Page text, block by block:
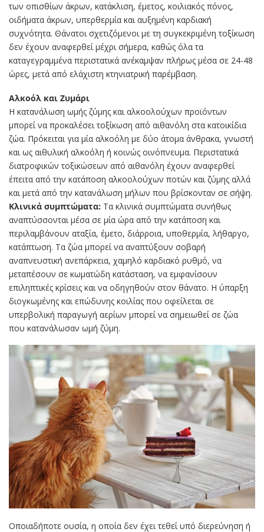
των οπισθίων άκρων, κατάκλιση, έμετος, κοιλιακός πόνος,
οιδήματα άκρων, υπερθερμία και αυξημένη καρδιακή
συχνότητα. Θάνατοι σχετιζόμενοι με τη συγκεκριμένη τοξίκωση
δεν έχουν αναφερθεί μέχρι σήμερα, καθώς όλα τα
καταγεγραμμένα περιστατικά ανέκαμψαν πλήρως μέσα σε 24-48
ώρες, μετά από ελάχιστη κτηνιατρική παρέμβαση.
Αλκοόλ και Ζυμάρι
Η κατανάλωση ωμής ζύμης και αλκοολούχων προϊόντων
μπορεί να προκαλέσει τοξίκωση από αιθανόλη στα κατοικίδια
ζώα. Πρόκειται για μία αλκοόλη με δύο άτομα άνθρακα, γνωστή
και ως αιθυλική αλκοόλη ή κοινώς οινόπνευμα. Περιστατικά
διατροφικών τοξικώσεων από αιθανόλη έχουν αναφερθεί
έπειτα από την κατάποση αλκοολούχων ποτών και ζύμης αλλά
και μετά από την κατανάλωση μήλων που βρίσκονταν σε σήψη.
Κλινικά συμπτώματα: Τα κλινικά συμπτώματα συνήθως
αναπτύσσονται μέσα σε μία ώρα από την κατάποση και
περιλαμβάνουν αταξία, έμετο, διάρροια, υποθερμία, λήθαργο,
κατάπτωση. Τα ζώα μπορεί να αναπτύξουν σοβαρή
αναπνευστική ανεπάρκεια, χαμηλό καρδιακό ρυθμό, να
μεταπέσουν σε κωματώδη κατάσταση, να εμφανίσουν
επιληπτικές κρίσεις και να οδηγηθούν στον θάνατο. Η ύπαρξη
διογκωμένης και επώδυνης κοιλίας που οφείλεται σε
υπερβολική παραγωγή αερίων μπορεί να σημειωθεί σε ζώα
που κατανάλωσαν ωμή ζύμη.
Οποιαδήποτε ουσία, η οποία δεν έχει τεθεί υπό διερεύνηση ή